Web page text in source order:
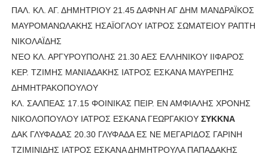
ΠΑΛ. ΚΛ. ΑΓ. ΔΗΜΗΤΡΙΟΥ 21.45 ΔΑΦΝΗ ΑΓ ΔΗΜ ΜΑΝΔΡΑΪΚΟΣ
ΜΑΥΡΟΜΑΝΩΛΑΚΗΣ ΗΣΑΪΟΓΛΟΥ ΙΑΤΡΟΣ ΣΩΜΑΤΕΙΟΥ ΡΑΠΤΗ
ΝΙΚΟΛΑΪΔΗΣ
ΝΈΟ ΚΛ. ΑΡΓΥΡΟΥΠΟΛΗΣ 21.30 ΑΕΣ ΕΛΛΗΝΙΚΟΥ IIΦΑΡΟΣ
ΚΕΡ. ΤΖΙΜΗΣ ΜΑΝΙΑΔΑΚΗΣ ΙΑΤΡΟΣ ΕΣΚΑΝΑ ΜΑΥΡΕΠΗΣ
ΔΗΜΗΤΡΑΚΟΠΟΥΛΟΥ
ΚΛ. ΣΑΛΠΕΑΣ 17.15 ΦΟΙΝΙΚΑΣ ΠΕΙΡ. ΕΝ ΑΜΦΙΑΛΗΣ ΧΡΟΝΗΣ
ΝΙΚΟΛΟΠΟΥΛΟΥ ΙΑΤΡΟΣ ΕΣΚΑΝΑ ΓΕΩΡΓΑΚΙΟΥ ΣΥΚΚΝΑ
ΔΑΚ ΓΛΥΦΑΔΑΣ 20.30 ΓΛΥΦΑΔΑ ΕΣ ΝΕ ΜΕΓΑΡΙΔΟΣ ΓΑΡΙΝΗ
ΤΖΙΜΙΝΙΔΗΣ ΙΑΤΡΟΣ ΕΣΚΑΝΑ ΔΗΜΗΤΡΟΥΛΑ ΠΑΠΑΔΑΚΗΣ